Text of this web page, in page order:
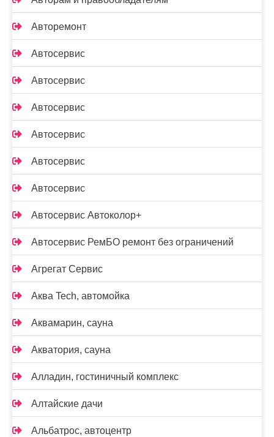
Авторемонт
Автосервис
Автосервис
Автосервис
Автосервис
Автосервис
Автосервис
Автосервис Автоколор+
Автосервис РемБО ремонт без ограничений
Агрегат Сервис
Аква Tech, автомойка
Аквамарин, сауна
Акватория, сауна
Алладин, гостиничный комплекс
Алтайские дачи
Альбатрос, автоцентр